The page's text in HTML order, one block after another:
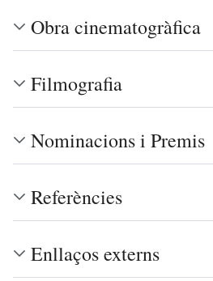
Obra cinematogràfica
Filmografia
Nominacions i Premis
Referències
Enllaços externs